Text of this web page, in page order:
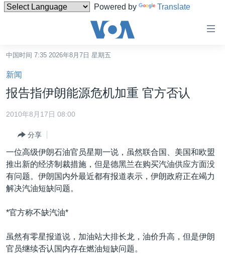
Powered by Translate
碍
链
接
跳
转
跳
转
到
航
到
中国
港澳
国际
最新国际新闻
印太
中东
非洲
分类新闻
经济·金融·贸易
人权·法律·宗教
军事
美中关系
热点专题
国会报道
VOA今日焦点
中国时间 7:35 2026年8月7日 星期五
新闻
报告指伊朗能源危机加重 官方否认
2010年8月17日 08:00
分享
一位高级伊朗石油官员星期一说，虽然联合国、美国和欧盟
推出新的经济制裁措施，但是德黑兰在购买汽油供应方面没
有问题。伊朗国内外最近都有报道表示，伊朗政府正在竭力
解决汽油短缺问题。
*官方称不缺汽油*
虽然有零星报道说，加油站大排长龙，油价升高，但是伊朗
官员继续否认国内存在燃油短缺问题。